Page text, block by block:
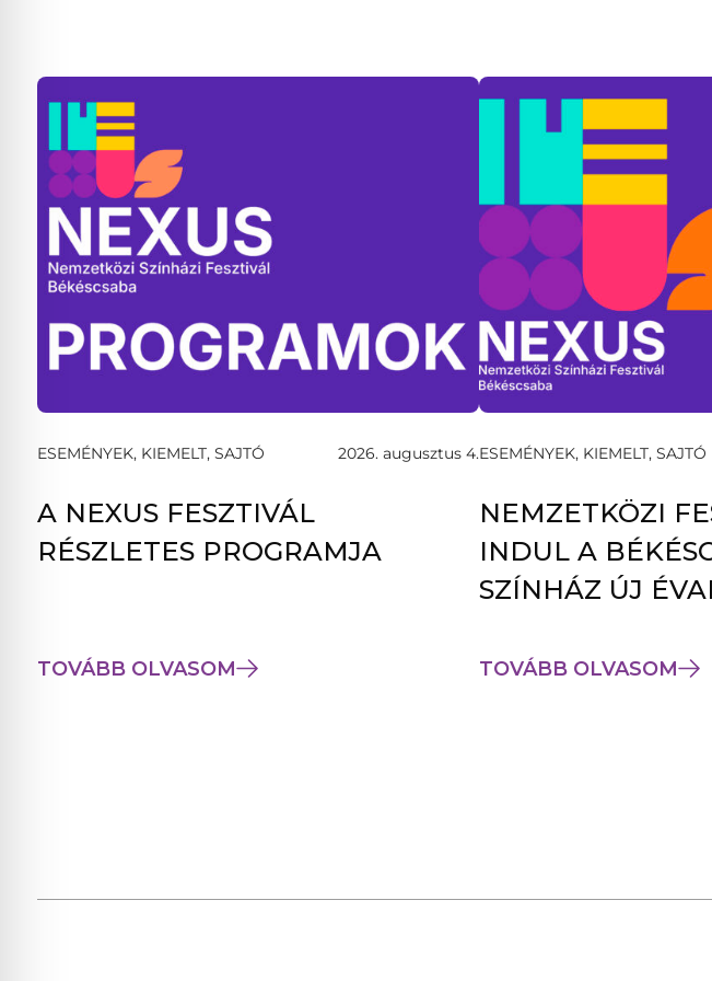
ESEMÉNYEK, KIEMELT, SAJTÓ 2026. augusztus 4.
A NEXUS FESZTIVÁL
RÉSZLETES PROGRAMJA
TOVÁBB OLVASOM
ESEMÉNYEK, KIEMELT, SAJTÓ
NEMZETKÖZI
INDUL A
SZÍNHÁZ ÚJ
TOVÁBB OLVASOM